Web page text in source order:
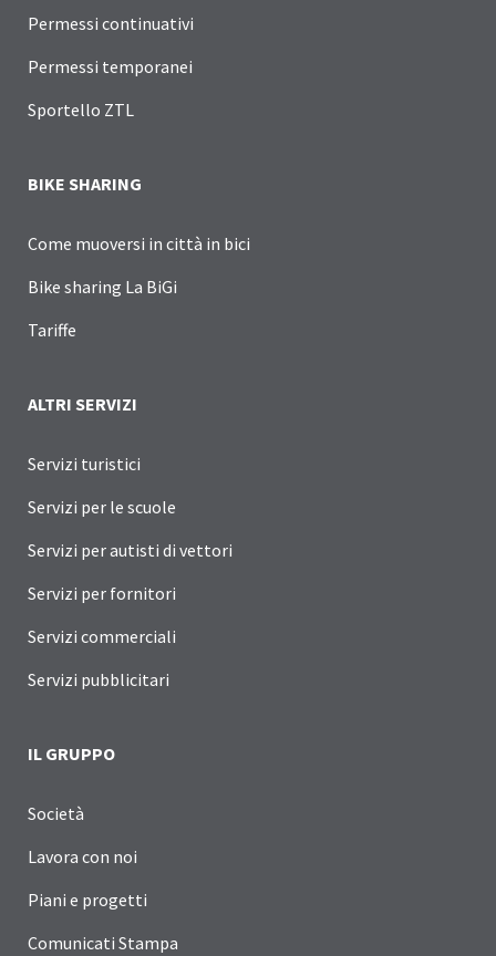
Permessi continuativi
Permessi temporanei
Sportello ZTL
BIKE SHARING
Come muoversi in città in bici
Bike sharing La BiGi
Tariffe
ALTRI SERVIZI
Servizi turistici
Servizi per le scuole
Servizi per autisti di vettori
Servizi per fornitori
Servizi commerciali
Servizi pubblicitari
IL GRUPPO
Società
Lavora con noi
Piani e progetti
Comunicati Stampa